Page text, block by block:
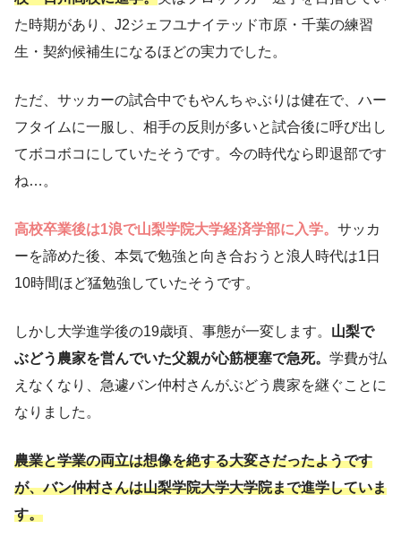
た時期があり、J2ジェフユナイテッド市原・千葉の練習
生・契約候補生になるほどの実力でした。
ただ、サッカーの試合中でもやんちゃぶりは健在で、ハー
フタイムに一服し、相手の反則が多いと試合後に呼び出し
てボコボコにしていたそうです。今の時代なら即退部です
ね…。
高校卒業後は1浪で山梨学院大学経済学部に入学。 サッカ
ーを諦めた後、本気で勉強と向き合おうと浪人時代は1日
10時間ほど猛勉強していたそうです。
しかし大学進学後の19歳頃、事態が一変します。 山梨で
ぶどう農家を営んでいた父親が心筋梗塞で急死。 学費が払
えなくなり、急遽バン仲村さんがぶどう農家を継ぐことに
なりました。
農業と学業の両立は想像を絶する大変さだったようです
が、バン仲村さんは山梨学院大学大学院まで進学していま
す。